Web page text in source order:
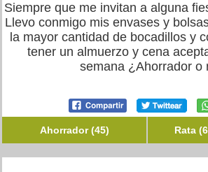
Siempre que me invitan a alguna
Llevo conmigo mis envases y
la mayor cantidad de bocadillos y
tener un almuerzo y cena
semana ¿Ahorrador o
Ahorrador (45) Rata